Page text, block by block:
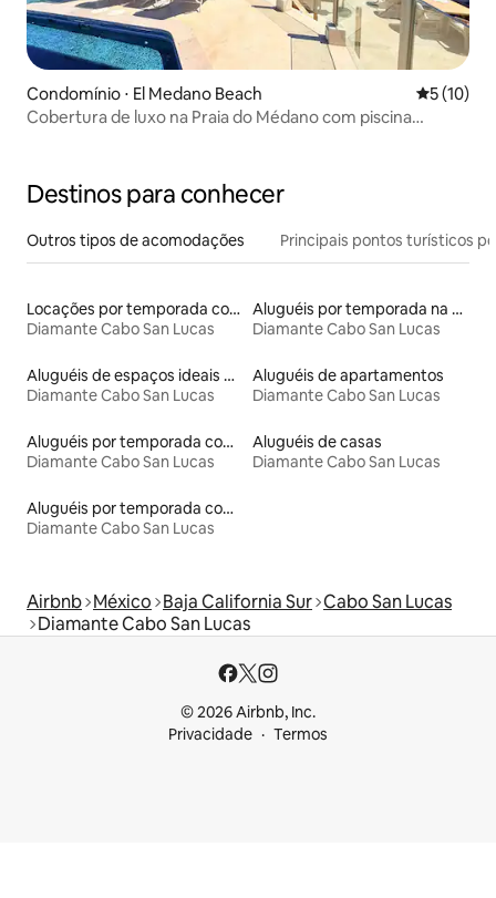
Condomínio ⋅ El Medano Beach 5 de uma
5 (10)
Cobertura de luxo na Praia do Médano com piscina
Destinos para conhecer
Outros tipos de acomodações Principais pontos turísticos
Locações por temporada com piscina
Diamante Cabo San Lucas
Aluguéis por temporada na orla
Diamante Cabo San Lucas
Aluguéis de espaços ideais para famílias
Diamante Cabo San Lucas
Aluguéis de apartamentos
Diamante Cabo San Lucas
Aluguéis por temporada com acesso à praia
Diamante Cabo San Lucas
Aluguéis de casas
Diamante Cabo San Lucas
Aluguéis por temporada com banheira de hidromassagem
Diamante Cabo San Lucas
Airbnb México Baja California Sur Cabo San Lucas
Diamante Cabo San Lucas
© 2026 Airbnb, Inc.
Privacidade
Termos